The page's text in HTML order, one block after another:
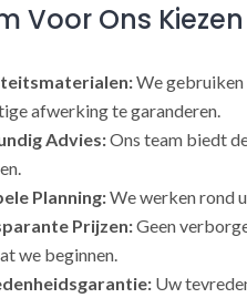
Voor Ons
We gebruiken
afwerking te garanderen.
Advies:Ons team biedt
Planning:We werken rond
Prijzen:Geen
we beginnen.
Uw